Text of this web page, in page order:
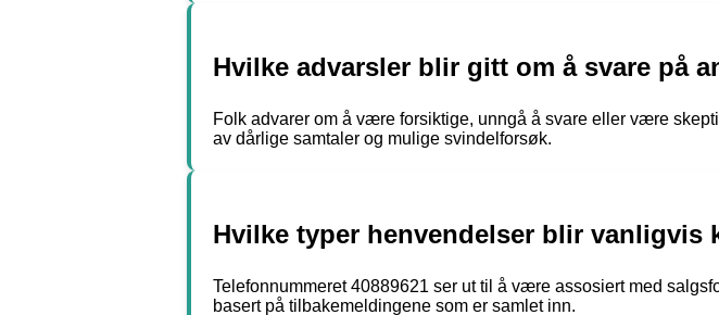
Hvilke advarsler blir gitt om å svare på
Folk advarer om å være forsiktige, unngå å svare eller være
av dårlige samtaler og mulige svindelforsøk.
Hvilke typer henvendelser blir vanligvis
Telefonnummeret 40889621 ser ut til å være assosiert med
basert på tilbakemeldingene som er samlet inn.